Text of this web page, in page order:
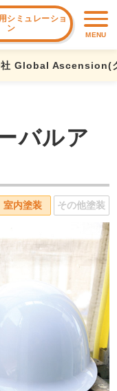
シミュレーショ
ン
MENU
社 Global Ascension(
バルア
室内塗装 その他塗装